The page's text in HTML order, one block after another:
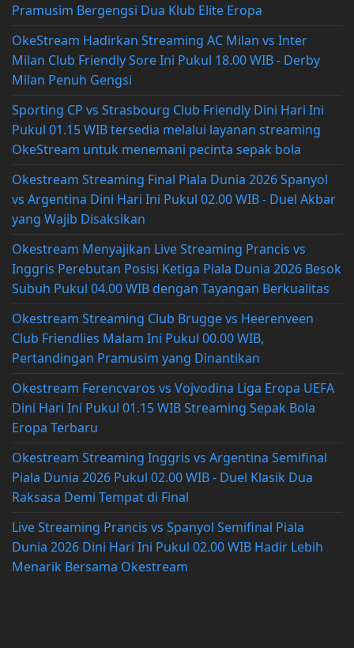
Pramusim Bergengsi Dua Klub Elite Eropa
OkeStream Hadirkan Streaming AC Milan vs Inter
Milan Club Friendly Sore Ini Pukul 18.00 WIB - Derby
Milan Penuh Gengsi
Sporting CP vs Strasbourg Club Friendly Dini Hari Ini
Pukul 01.15 WIB tersedia melalui layanan streaming
OkeStream untuk menemani pecinta sepak bola
Okestream Streaming Final Piala Dunia 2026 Spanyol
vs Argentina Dini Hari Ini Pukul 02.00 WIB - Duel Akbar
yang Wajib Disaksikan
Okestream Menyajikan Live Streaming Prancis vs
Inggris Perebutan Posisi Ketiga Piala Dunia 2026 Besok
Subuh Pukul 04.00 WIB dengan Tayangan Berkualitas
Okestream Streaming Club Brugge vs Heerenveen
Club Friendlies Malam Ini Pukul 00.00 WIB,
Pertandingan Pramusim yang Dinantikan
Okestream Ferencvaros vs Vojvodina Liga Eropa UEFA
Dini Hari Ini Pukul 01.15 WIB Streaming Sepak Bola
Eropa Terbaru
Okestream Streaming Inggris vs Argentina Semifinal
Piala Dunia 2026 Pukul 02.00 WIB - Duel Klasik Dua
Raksasa Demi Tempat di Final
Live Streaming Prancis vs Spanyol Semifinal Piala
Dunia 2026 Dini Hari Ini Pukul 02.00 WIB Hadir Lebih
Menarik Bersama Okestream